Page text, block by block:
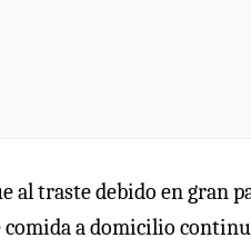
al traste debido en
a domicilio